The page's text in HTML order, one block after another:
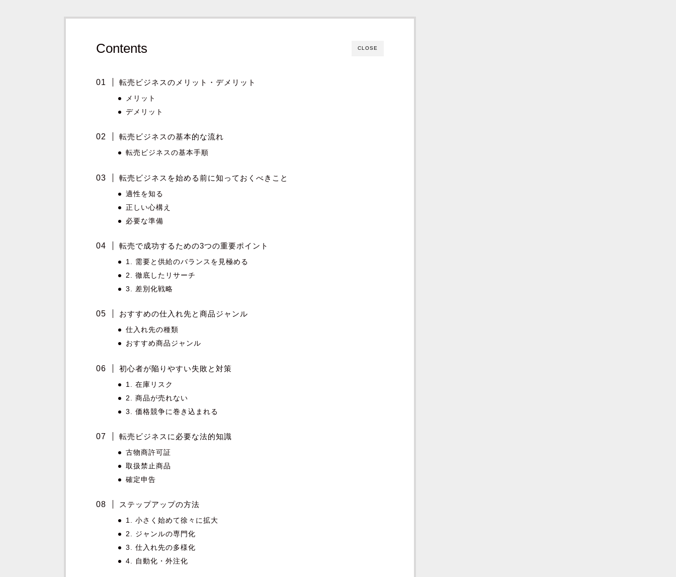
CLOSE
Contents
転売ビジネスのメリット・デメリット
メリット
デメリット
転売ビジネスの基本的な流れ
転売ビジネスの基本手順
転売ビジネスを始める前に知っておくべきこと
適性を知る
正しい心構え
必要な準備
転売で成功するための3つの重要ポイント
1. 需要と供給のバランスを見極める
2. 徹底したリサーチ
3. 差別化戦略
おすすめの仕入れ先と商品ジャンル
仕入れ先の種類
おすすめ商品ジャンル
初心者が陥りやすい失敗と対策
1. 在庫リスク
2. 商品が売れない
3. 価格競争に巻き込まれる
転売ビジネスに必要な法的知識
古物商許可証
取扱禁止商品
確定申告
ステップアップの方法
1. 小さく始めて徐々に拡大
2. ジャンルの専門化
3. 仕入れ先の多様化
4. 自動化・外注化